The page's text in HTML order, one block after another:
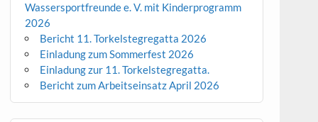
Wassersportfreunde e. V. mit Kinderprogramm
2026
Bericht 11. Torkelstegregatta 2026
Einladung zum Sommerfest 2026
Einladung zur 11. Torkelstegregatta.
Bericht zum Arbeitseinsatz April 2026